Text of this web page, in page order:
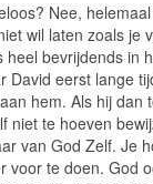
Nee,
wil laten zoals je
bevrijdends in
David eerst lange
hem. Als hij dan
niet te hoeven
van God Zelf. Je
voor te doen. God